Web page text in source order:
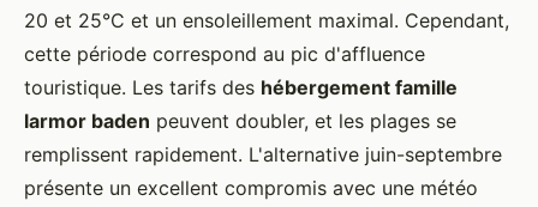
20 et 25°C et un ensoleillement maximal. Cependant,
cette période correspond au pic d'affluence
touristique. Les tarifs des hébergement famille
larmor baden peuvent doubler, et les plages se
remplissent rapidement. L'alternative juin-septembre
présente un excellent compromis avec une météo